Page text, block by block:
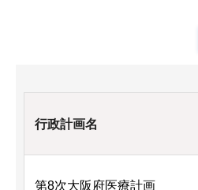
行政計画名
第8次大阪府医療計画